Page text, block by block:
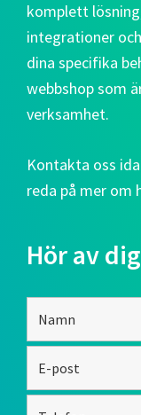
komplett
integrationer
dina specifika
webbshop som
verksamhet.
Kontakta oss
reda på mer om
Hör av